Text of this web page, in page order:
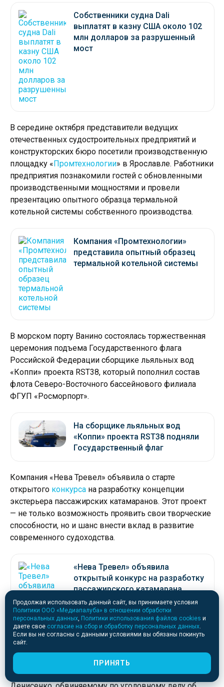
Собственники судна Dali
выплатят в казну США около 102
млн долларов за разрушенный
мост
В середине октября представители ведущих
отечественных судостроительных предприятий и
конструкторских бюро посетили производственную
площадку «Промтехнологии» в Ярославле. Работники
предприятия познакомили гостей с обновленными
производственными мощностями и провели
презентацию опытного образца термальной
котельной системы собственного производства.
Компания «Промтехнологии»
представила опытный образец
термальной котельной системы
В морском порту Ванино состоялась торжественная
церемония подъема Государственного флага
Российской Федерации сборщике льяльных вод
«Коппи» проекта RST38, который пополнил состав
флота Северо-Восточного бассейнового филиала
ФГУП «Росморпорт».
На сборщике льяльных вод
«Коппи» проекта RST38 подняли
Государственный флаг
Компания «Нева Тревел» объявила о старте
открытого конкурса на разработку концепции
экстерьера пассажирских катамаранов. Этот проект
— не только возможность проявить свои творческие
способности, но и шанс внести вклад в развитие
современного судоходства.
«Нева Тревел» объявила
открытый конкурс на разработку
пассажирского катамарана
Гособвинитель в ходе прений сторон запросил
максимально возможное наказание Сергею
Продолжая использовать данный сайт, вы принимаете условия
Политики ООО «Медиапалуба» в отношении обработки
персональных данных Политики использования файлов cookies и
даете свое согласие на сбор и обработку персональных данных
Если вы не согласны с данными условиями вы обязаны покинуть
сайт.
ПРИНЯТЬ